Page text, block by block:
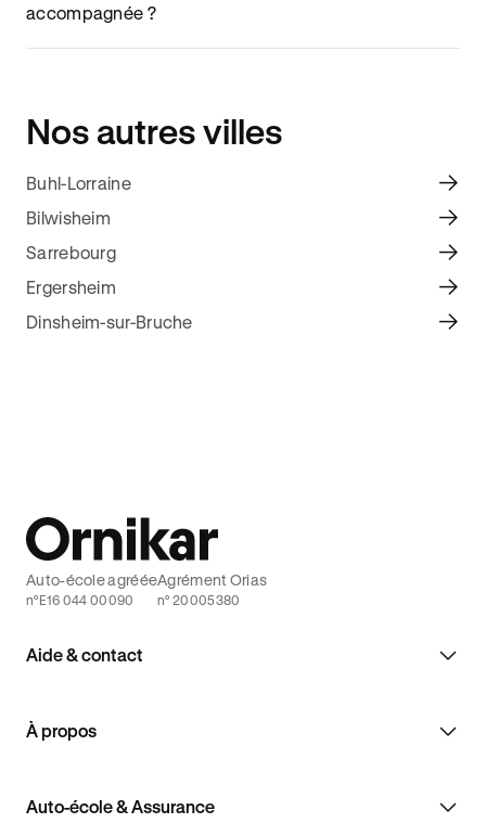
accompagnée ?
Nos autres villes
Buhl-Lorraine
Bilwisheim
Sarrebourg
Ergersheim
Dinsheim-sur-Bruche
Aide & contact
À propos
Auto-école & Assurance
Auto-école agréée
n°E16 044 00090
Agrément Orias
n° 20005380